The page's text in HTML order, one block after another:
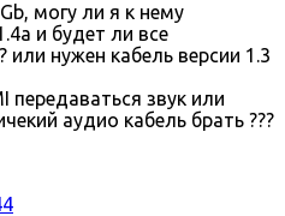
могу ли я к нему
и будет ли все
нужен кабель версии 1.3
передаваться звук или
аудио кабель брать ???